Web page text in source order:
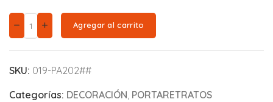
Agregar al carrito
SKU: 019-PA202##
Categorías: DECORACIÓN PORTARETRATOS